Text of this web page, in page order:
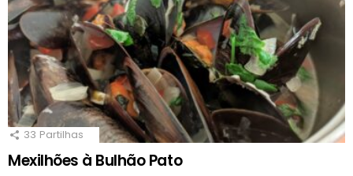
33 Partilhas
Mexilhões à Bulhão Pato